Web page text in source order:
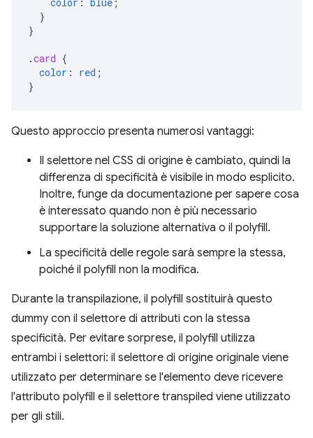
}
}
.card {
color : red ;
}
Questo approccio presenta numerosi vantaggi:
Il selettore nel CSS di origine è cambiato, quindi la
differenza di specificità è visibile in modo esplicito.
Inoltre, funge da documentazione per sapere cosa
è interessato quando non è più necessario
supportare la soluzione alternativa o il polyfill.
La specificità delle regole sarà sempre la stessa,
poiché il polyfill non la modifica.
Durante la transpilazione, il polyfill sostituirà questo
dummy con il selettore di attributi con la stessa
specificità. Per evitare sorprese, il polyfill utilizza
entrambi i selettori: il selettore di origine originale viene
utilizzato per determinare se l'elemento deve ricevere
l'attributo polyfill e il selettore transpiled viene utilizzato
per gli stili.